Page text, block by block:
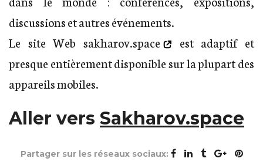
discussions et autres événements.
Le site Web sakharov.space
est adaptif et
presque entièrement disponible sur la plupart des
appareils mobiles.
Aller vers Sakharov.space
Partager sur les réseaux sociaux: